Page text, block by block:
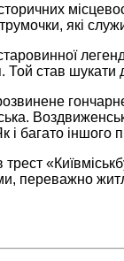
які
Той став
і багато
трест
переважно